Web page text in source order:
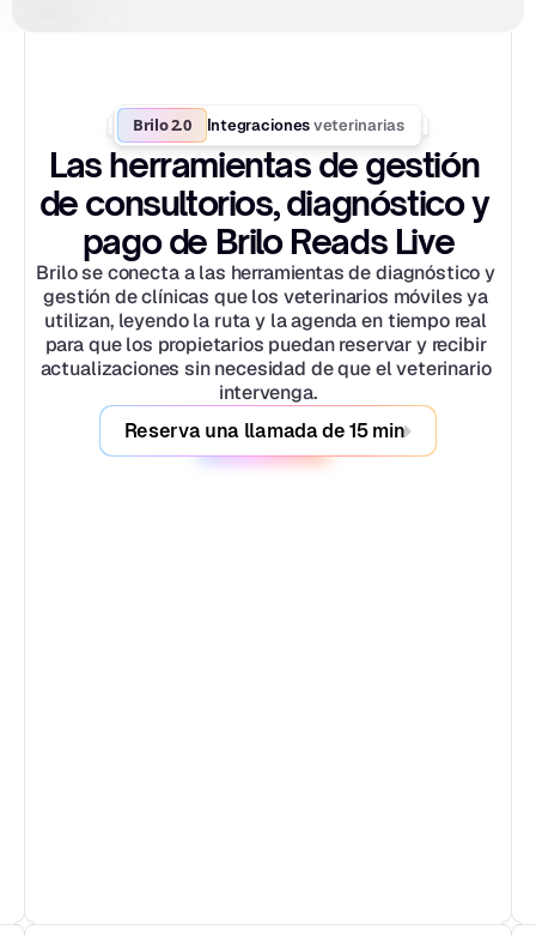
Brilo 2.0 Integraciones veterinarias
Las herramientas de gestión
de consultorios, diagnóstico y
pago de Brilo Reads Live
Brilo se conecta a las herramientas de diagnóstico y
gestión de clínicas que los veterinarios móviles ya
utilizan, leyendo la ruta y la agenda en tiempo real
para que los propietarios puedan reservar y recibir
actualizaciones sin necesidad de que el veterinario
intervenga.
Reserva una llamada de 15 min